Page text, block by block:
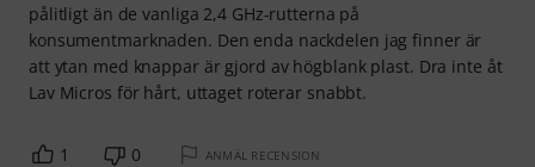
pålitligt än de vanliga 2,4 GHz-rutterna på
konsumentmarknaden. Den enda nackdelen jag finner är
att ytan med knappar är gjord av högblank plast. Dra inte åt
Lav Micros för hårt, uttaget roterar snabbt.
1 0 ANMÄL RECENSION